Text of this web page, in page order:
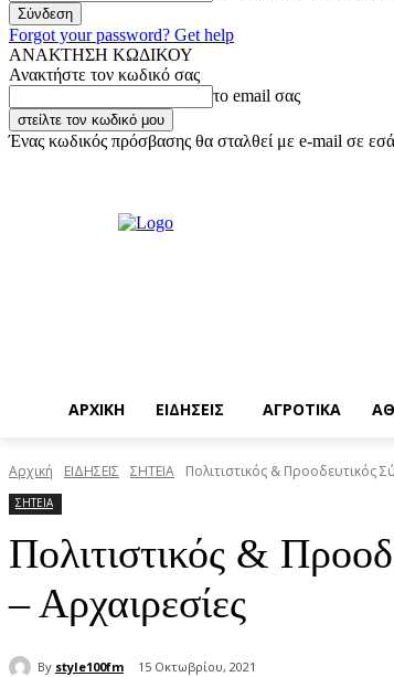
Forgot your password? Get help
ΑΝΑΚΤΗΣΗ ΚΩΔΙΚΟΥ
Ανακτήστε τον κωδικό σας
το email σας
Ένας κωδικός πρόσβασης θα σταλθεί με e-mail σε
ΑΡΧΙΚΗ ΕΙΔΗΣΕΙΣ ΑΓΡΟΤΙΚΑ
Αρχική ΕΙΔΗΣΕΙΣ ΣΗΤΕΙΑ Πολιτιστικός & Προοδευτικός
ΣΗΤΕΙΑ
Πολιτιστικός &
– Αρχαιρεσίες
By style100fm 15 Οκτωβρίου, 2021